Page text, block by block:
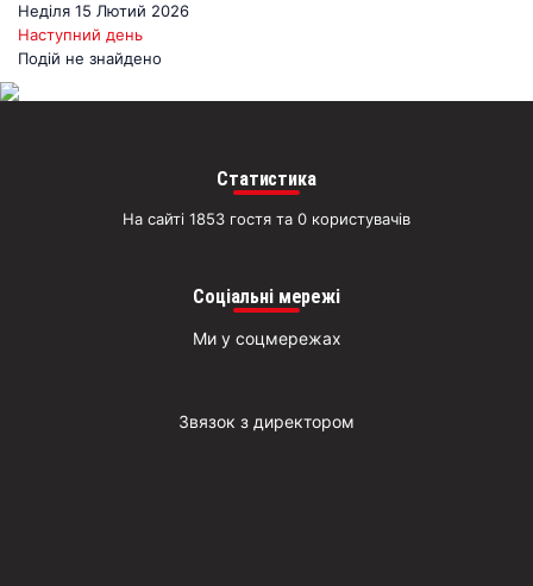
Неділя 15 Лютий 2026
Наступний день
Подій не знайдено
Статистика
На сайті 1853 гостя та 0 користувачів
Соціальні мережі
Ми у соцмережах
Звязок з директором